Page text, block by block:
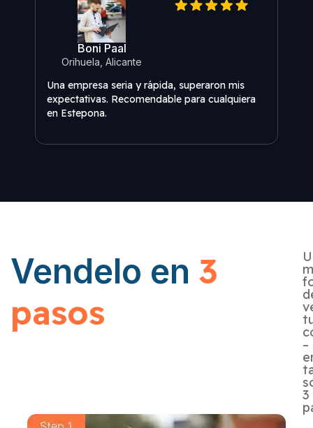
Boni Paal
Orihuela, Alicante
Una empresa seria y rápida, superaron mis
expectativas. Recomendable para cualquiera
en Estepona.
Vendelo en 3
pasos
–
3